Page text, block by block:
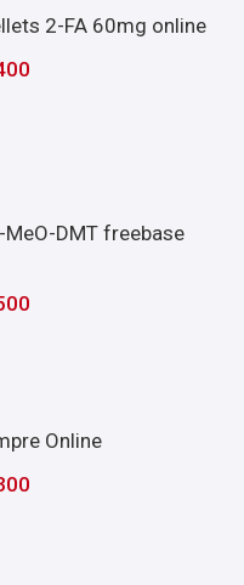
2-FA 60mg online
DMT freebase
Online